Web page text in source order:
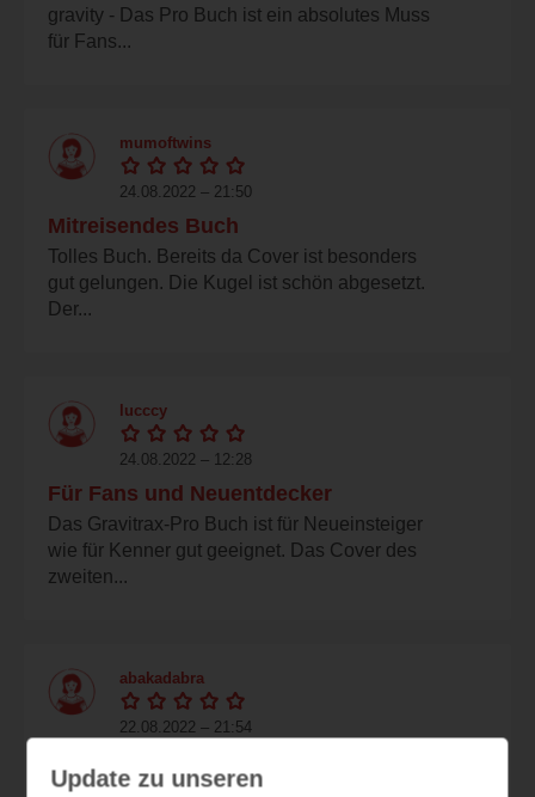
gravity - Das Pro Buch ist ein absolutes Muss
für Fans...
mumoftwins
24.08.2022 – 21:50
Mitreisendes Buch
Tolles Buch. Bereits da Cover ist besonders
gut gelungen. Die Kugel ist schön abgesetzt.
Der...
lucccy
24.08.2022 – 12:28
Für Fans und Neuentdecker
Das Gravitrax-Pro Buch ist für Neueinsteiger
wie für Kenner gut geeignet. Das Cover des
zweiten...
abakadabra
22.08.2022 – 21:54
Ravensburgers GraviTrax-Kugelbahnsystem
Update zu unseren